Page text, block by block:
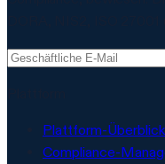
Plattform-Überblick
Compliance-